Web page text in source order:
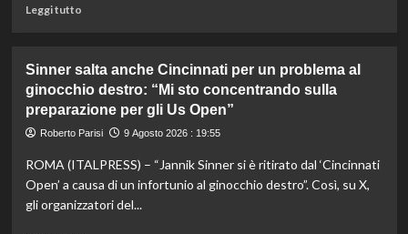
Cucci
Leggi tuttoLeggi
Addio
a
Livio
Berruti,
olimpico
dei
Sinner salta anche Cincinnati per un problema al
ginocchio destro: “Mi sto concentrando sulla
preparazione per gli Us Open”
Roberto Parisi 9 Agosto 2026 : 19:55
ROMA (ITALPRESS) – “Jannik Sinner si è ritirato dal ‘Cincinnati
Open’ a causa di un infortunio al ginocchio destro”. Così, su X,
gli organizzatori del...